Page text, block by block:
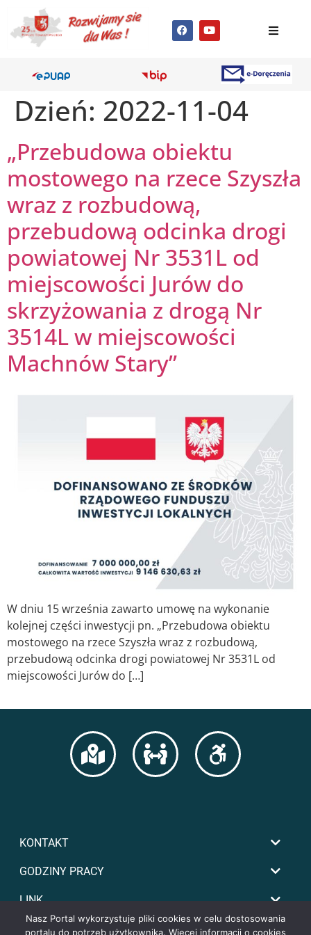
Dzień: 2022-11-04
„Przebudowa obiektu
mostowego na rzece Szyszła
wraz z rozbudową,
przebudową odcinka drogi
powiatowej Nr 3531L od
miejscowości Jurów do
skrzyżowania z drogą Nr
3514L w miejscowości
Machnów Stary”
W dniu 15 września zawarto umowę na wykonanie
kolejnej części inwestycji pn. „Przebudowa obiektu
mostowego na rzece Szyszła wraz z rozbudową,
przebudową odcinka drogi powiatowej Nr 3531L od
miejscowości Jurów do […]
KONTAKT
GODZINY PRACY
LINK
Nasz Portal wykorzystuje pliki cookies w celu dostosowania
portalu do potrzeb użytkownika. Więcej informacji o cookies